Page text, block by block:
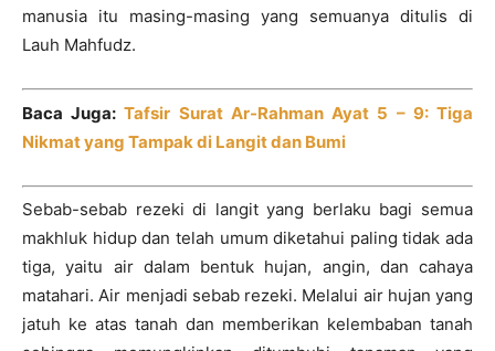
manusia itu masing-masing yang semuanya ditulis di
Lauh Mahfudz.
Baca Juga:Tafsir Surat Ar-Rahman Ayat 5 – 9: Tiga
Nikmat yang Tampak di Langit dan Bumi
Sebab-sebab rezeki di langit yang berlaku bagi semua
makhluk hidup dan telah umum diketahui paling tidak ada
tiga, yaitu air dalam bentuk hujan, angin, dan cahaya
matahari. Air menjadi sebab rezeki. Melalui air hujan yang
jatuh ke atas tanah dan memberikan kelembaban tanah